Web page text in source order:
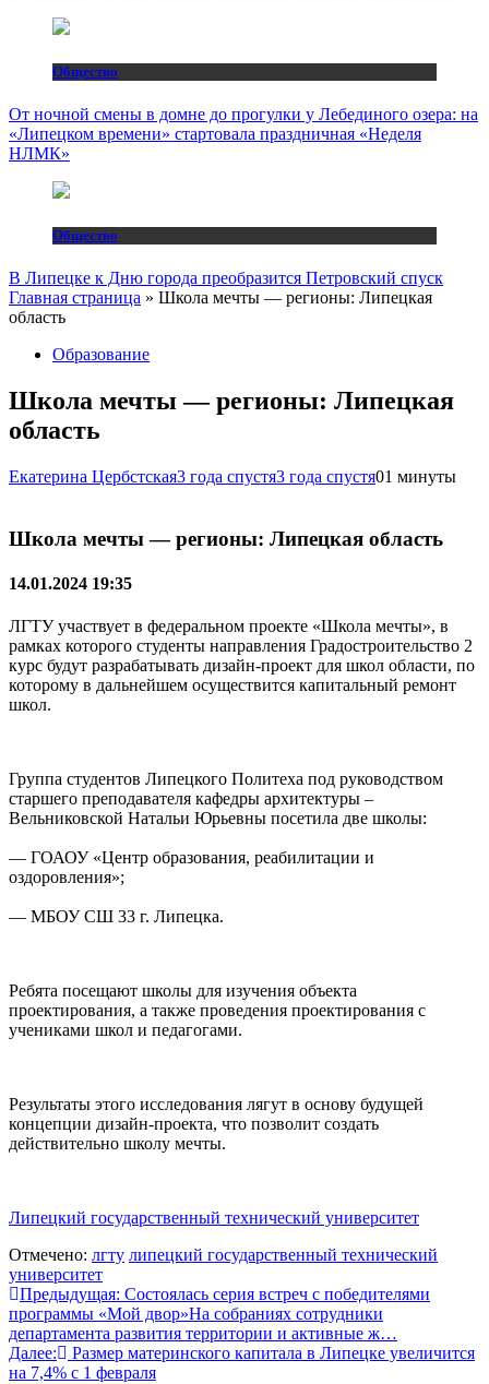
Общество
От ночной смены в домне до прогулки у Лебединого озера: на
«Липецком времени» стартовала праздничная «Неделя
НЛМК»
Общество
В Липецке к Дню города преобразится Петровский спуск
Главная страница » Школа мечты — регионы: Липецкая
область
Образование
Школа мечты — регионы: Липецкая
область
Екатерина Цербстская3 года спустя3 года спустя01 минуты
Школа мечты — регионы: Липецкая область
14.01.2024 19:35
ЛГТУ участвует в федеральном проекте «Школа мечты», в
рамках которого студенты направления Градостроительство 2
курс будут разрабатывать дизайн-проект для школ области, по
которому в дальнейшем осуществится капитальный ремонт
школ.
Группа студентов Липецкого Политеха под руководством
старшего преподавателя кафедры архитектуры –
Вельниковской Натальи Юрьевны посетила две школы:
— ГОАОУ «Центр образования, реабилитации и
оздоровления»;
— МБОУ СШ 33 г. Липецка.
Ребята посещают школы для изучения объекта
проектирования, а также проведения проектирования с
учениками школ и педагогами.
Результаты этого исследования лягут в основу будущей
концепции дизайн-проекта, что позволит создать
действительно школу мечты.
Липецкий государственный технический университет
Отмечено: лгту липецкий государственный технический
университет
Навигация
по
записям
Предыдущая: Состоялась серия встреч с победителями
программы «Мой двор»На собраниях сотрудники
департамента развития территории и активные ж…
Далее:
Размер материнского капитала в Липецке увеличится
на 7,4% с 1 февраля